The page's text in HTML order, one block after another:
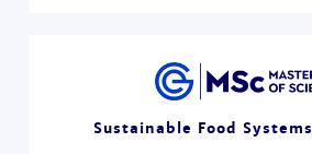
Sustainable Food Systems